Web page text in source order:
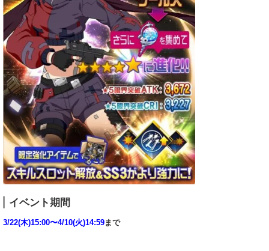
イベント期間
3/22(木)15:00〜4/10(火)14:59まで